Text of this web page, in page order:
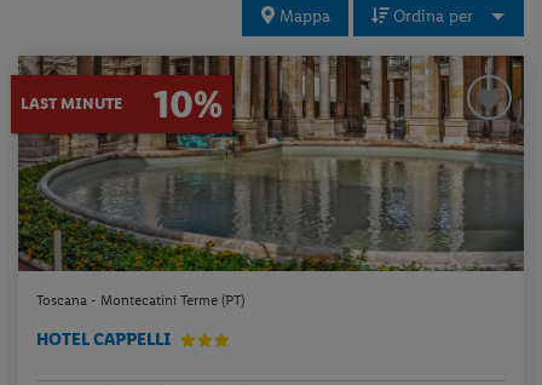
Mappa Ordina per
LAST MINUTE 10%
Toscana - Montecatini Terme (PT)
HOTEL CAPPELLI